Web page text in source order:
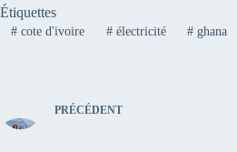
Étiquettes
#cote d'ivoire #électricité # ghana
PRÉCÉDENT